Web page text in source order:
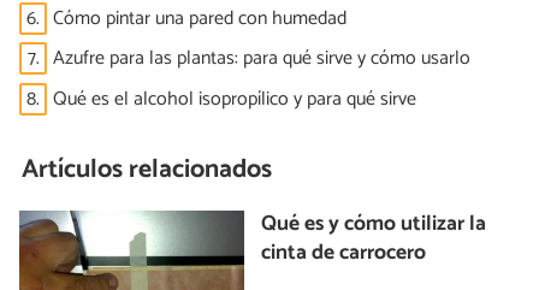
6. Cómo pintar una pared con humedad
7. Azufre para las plantas: para qué sirve y cómo usarlo
8. Qué es el alcohol isopropílico y para qué sirve
Artículos relacionados
Qué es y cómo utilizar la
cinta de carrocero